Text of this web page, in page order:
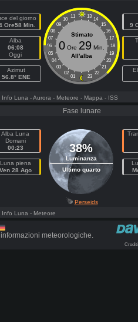
del giorno
Ore58 Min.
Alba
06:08
Oggi
Azimut
56.8° ENE
11 13
10
14
09
15
08
16
07
17
06
18
05
19
04
20
03
21
02
22
01 23
Stimato
0 Ore 29 Min.
All'alba
9
Info Luna - Aurora - Meteore - Mappa - ISS
Fase lunare
Alba Luna
Domani
00:23
Luna piena
Ven 28 Ago
38%
Luminanza
Ultimo quarto
Perseids
Info Luna - Meteore
meteorologiche.